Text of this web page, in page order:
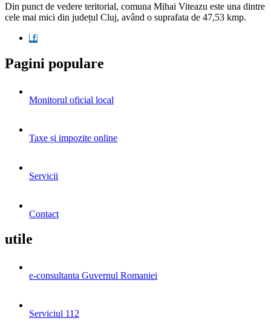
Din punct de vedere teritorial, comuna Mihai Viteazu este una dintre
cele mai mici din județul Cluj, având o suprafata de 47,53 kmp.
Pagini populare
Monitorul oficial local
Taxe și impozite online
Servicii
Contact
utile
e-consultanta Guvernul Romaniei
Serviciul 112